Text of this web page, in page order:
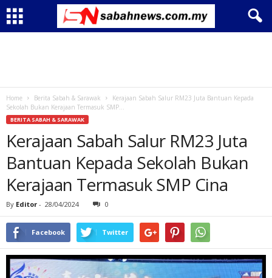
Home Berita Sabah & Sarawak
Kerajaan Sabah Salur RM23 Juta Bantuan Kepada
Sekolah Bukan Kerajaan Termasuk SMP...
BERITA SABAH & SARAWAK
Kerajaan Sabah Salur RM23 Juta
Bantuan Kepada Sekolah Bukan
Kerajaan Termasuk SMP Cina
By Editor - 28/04/2024 0
Facebook Twitter